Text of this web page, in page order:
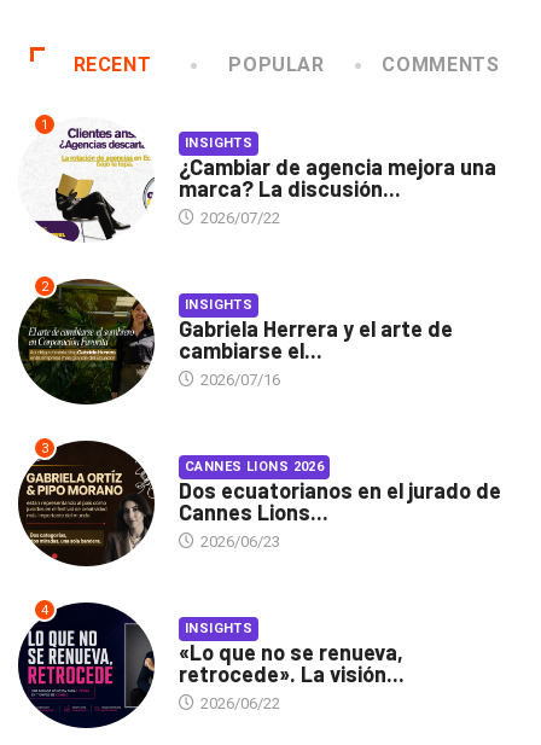
RECENT POPULAR COMMENTS
1
INSIGHTS
¿Cambiar de agencia mejora una
marca? La discusión...
2026/07/22
2
INSIGHTS
Gabriela Herrera y el arte de
cambiarse el...
2026/07/16
3
CANNES LIONS 2026
Dos ecuatorianos en el jurado de
Cannes Lions...
2026/06/23
4
INSIGHTS
«Lo que no se renueva,
retrocede». La visión...
2026/06/22